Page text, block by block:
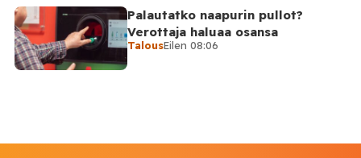
Palautatko naapurin pullot?
Verottaja haluaa osansa
TalousEilen 08:06